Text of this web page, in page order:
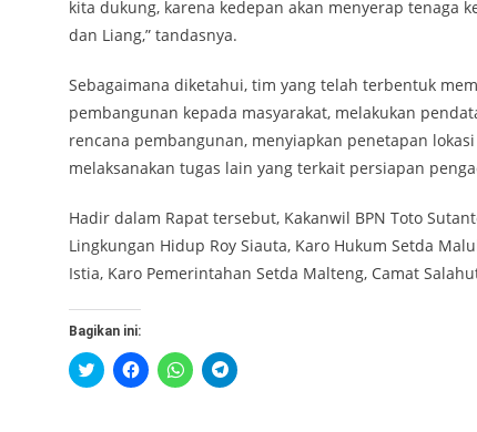
kita dukung, karena kedepan akan menyerap tenaga
dan Liang,” tandasnya.
Sebagaimana diketahui, tim yang telah terbentuk
pembangunan kepada masyarakat, melakukan
rencana pembangunan, menyiapkan penetapan
melaksanakan tugas lain yang terkait persiapan
Hadir dalam Rapat tersebut, Kakanwil BPN Toto
Lingkungan Hidup Roy Siauta, Karo Hukum Setda
Istia, Karo Pemerintahan Setda Malteng, Camat
Bagikan ini:
Klik
untuk
Klik
untuk
Klik
untuk
Klik
untuk